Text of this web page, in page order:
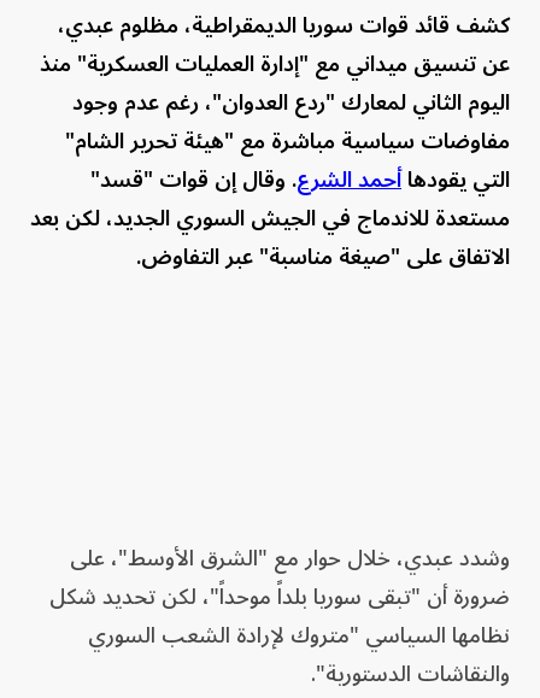
كشف قائد قوات سوريا الديمقراطية، مظلوم عبدي،
عن تنسيق ميداني مع "إدارة العمليات العسكرية" منذ
اليوم الثاني لمعارك "ردع العدوان"، رغم عدم وجود
مفاوضات سياسية مباشرة مع "هيئة تحرير الشام"
التي يقودهاأحمد الشرع. وقال إن قوات "قسد"
مستعدة للاندماج في الجيش السوري الجديد، لكن بعد
الاتفاق على "صيغة مناسبة" عبر التفاوض.
وشدد عبدي، خلال حوار مع "الشرق الأوسط"، على
ضرورة أن "تبقى سوريا بلداً موحداً"، لكن تحديد شكل
نظامها السياسي "متروك لإرادة الشعب السوري
والنقاشات الدستورية".